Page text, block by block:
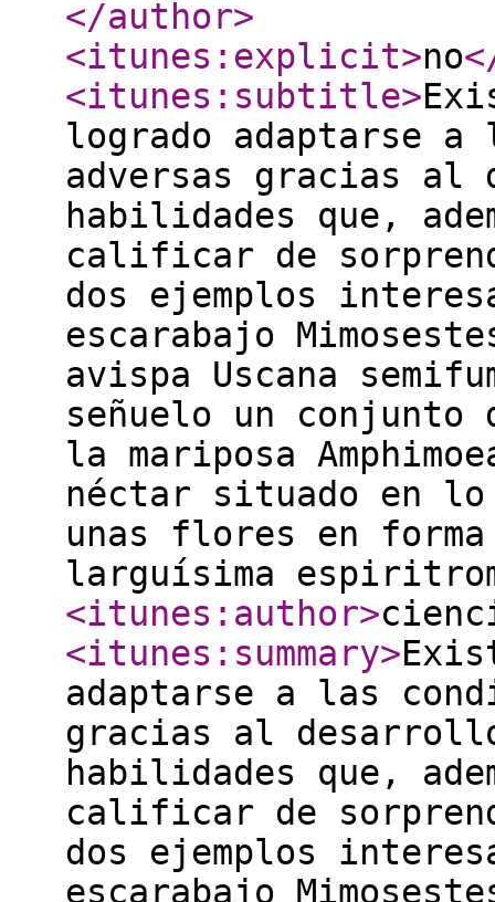
</author>
<itunes:explicit>no
<itunes:subtitle>
logrado adaptarse a
adversas gracias
habilidades que,
calificar de
dos ejemplos
escarabajo
avispa Uscana
señuelo un
la mariposa
néctar situado en
unas flores en forma
larguísima
<itunes:author>
<itunes:summary>
adaptarse a las
gracias al
habilidades que,
calificar de
dos ejemplos
escarabajo